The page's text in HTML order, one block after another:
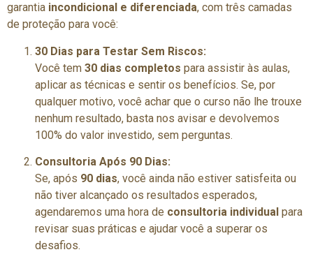
garantia incondicional e diferenciada, com três camadas
de proteção para você:
30 Dias para Testar Sem Riscos:
Você tem 30 dias completos para assistir às aulas,
aplicar as técnicas e sentir os benefícios. Se, por
qualquer motivo, você achar que o curso não lhe trouxe
nenhum resultado, basta nos avisar e devolvemos
100% do valor investido, sem perguntas.
Consultoria Após 90 Dias:
Se, após 90 dias, você ainda não estiver satisfeita ou
não tiver alcançado os resultados esperados,
agendaremos uma hora de consultoria individual para
revisar suas práticas e ajudar você a superar os
desafios.